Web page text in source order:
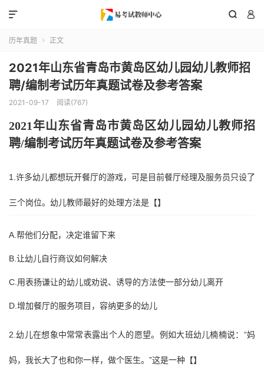
 

历年真题  正文
2021年山东省青岛市黄岛区幼儿园幼儿教师招
聘/编制考试历年真题试卷及参考答案
2021-09-17 阅读(767)
2021 年山东省青岛市黄岛区幼儿园幼儿教师招
聘/编制考试历年真题试卷及参考答案
1.许多幼儿都想玩开餐厅的游戏，可是目前餐厅经理及服务员只设了
三个岗位。幼儿教师最好的处理方法是【】
A.帮他们分配，决定谁留下来
B.让幼儿自行商议如何解决
C.用表扬谦让的幼儿或劝说、诱导的方法使一部分幼儿离开
D.增加餐厅的服务项目，容纳更多的幼儿
2.幼儿在想象中常常表露出个人的愿望。例如大班幼儿楠楠说：“妈
妈，我长大了也和你一样，做个医生。”这是一种【】